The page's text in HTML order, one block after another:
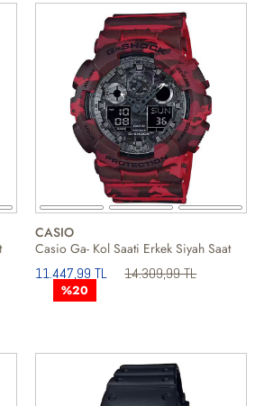
CASIO
Casio Ga- Kol Saati Erkek Siyah Saat
11.447,99 TL 14.309,99 TL
%20